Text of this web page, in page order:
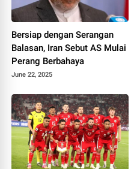
Bersiap dengan Serangan
Balasan, Iran Sebut AS Mulai
Perang Berbahaya
June 22, 2025